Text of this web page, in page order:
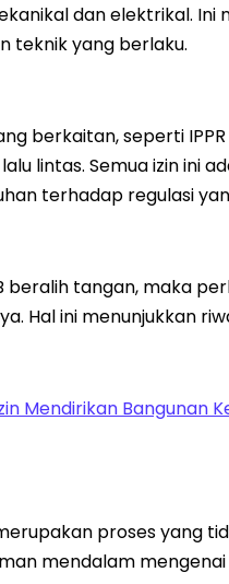
dan elektrikal. Ini
teknik yang berlaku.
berkaitan, seperti IPPR
lintas. Semua izin ini
terhadap regulasi
beralih tangan, maka
Hal ini menunjukkan
Mendirikan Bangunan
proses yang
mendalam mengenai